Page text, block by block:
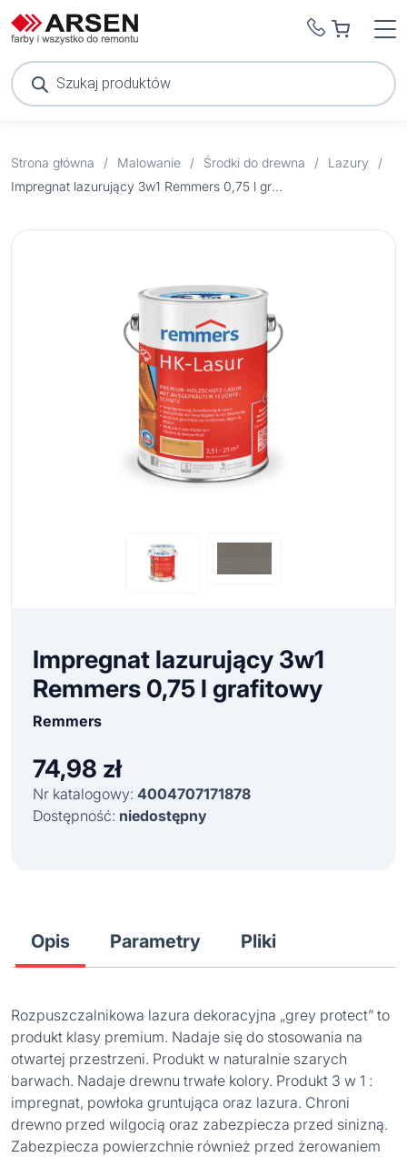
Wyszukiwarka
produktów
Strona główna / Malowanie / Środki do drewna / Lazury
/
Impregnat lazurujący 3w1 Remmers 0,75 l grafitowy
Impregnat lazurujący 3w1
Remmers 0,75 l grafitowy
Remmers
74,98 zł
Nr katalogowy: 4004707171878
Dostępność: niedostępny
Opis Parametry Pliki
Rozpuszczalnikowa lazura dekoracyjna „grey protect” to
produkt klasy premium. Nadaje się do stosowania na
otwartej przestrzeni. Produkt w naturalnie szarych
barwach. Nadaje drewnu trwałe kolory. Produkt 3 w 1 :
impregnat, powłoka gruntująca oraz lazura. Chroni
drewno przed wilgocią oraz zabezpiecza przed sinizną.
Zabezpiecza powierzchnie również przed żerowaniem